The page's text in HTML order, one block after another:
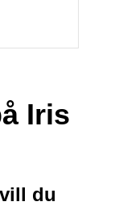
Iris
du